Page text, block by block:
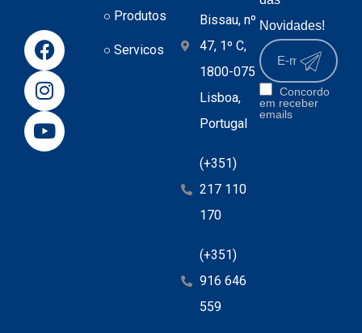
Produtos
Servicos
Bissau, nº
47, 1º C,
1800-075
Lisboa,
Portugal
(+351)
217 110
170
(+351)
916 646
559
Novidades!
Concordo
em receber
emails